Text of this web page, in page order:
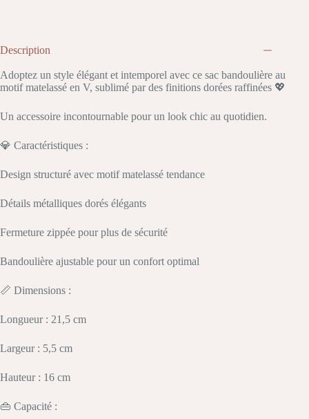
Description
Adoptez un style élégant et intemporel avec ce sac bandoulière au
motif matelassé en V, sublimé par des finitions dorées raffinées 💖
Un accessoire incontournable pour un look chic au quotidien.
💎 Caractéristiques :
Design structuré avec motif matelassé tendance
Détails métalliques dorés élégants
Fermeture zippée pour plus de sécurité
Bandoulière ajustable pour un confort optimal
📏 Dimensions :
Longueur : 21,5 cm
Largeur : 5,5 cm
Hauteur : 16 cm
👜 Capacité :